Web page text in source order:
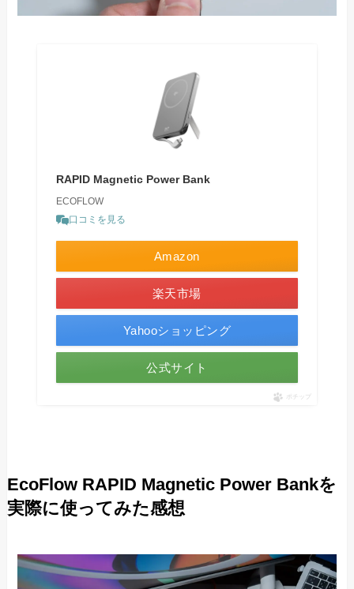
RAPID Magnetic Power Bank
ECOFLOW
口コミを見る
Amazon
楽天市場
Yahooショッピング
公式サイト
ポチップ
EcoFlow RAPID Magnetic Power Bankを
実際に使ってみた感想